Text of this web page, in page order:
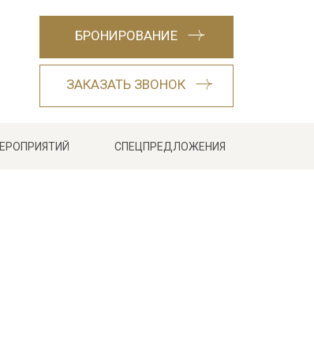
БРОНИРОВАНИЕ
ЗАКАЗАТЬ ЗВОНОК
СПЕЦПРЕДЛОЖЕНИЯ